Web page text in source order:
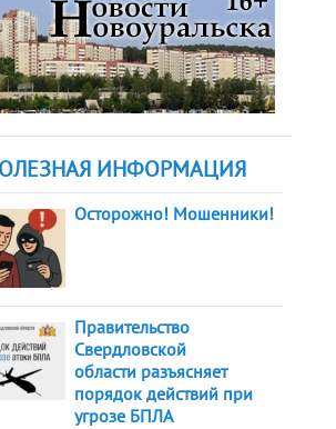
ИНФОРМАЦИЯ
Осторожно! Мошенники!
Правительство
Свердловской
области разъясняет
порядок действий при
угрозе БПЛА